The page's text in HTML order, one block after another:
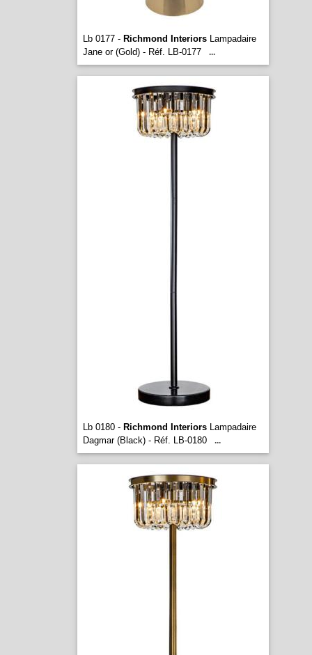
Lb 0177 - Richmond InteriorsLampadaire
Jane or (Gold) - Réf. LB-0177
...
Lb 0180 - Richmond InteriorsLampadaire
Dagmar (Black) - Réf. LB-0180
...